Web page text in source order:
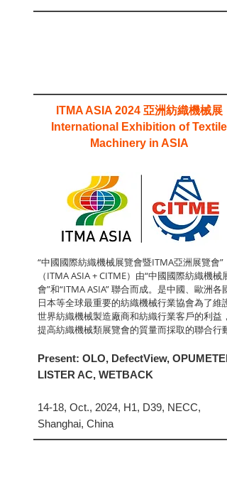
ITMA ASIA 2024 亞洲紡織機械展
International Exhibition of Textile
Machinery in ASIA
“中國國際紡織機械展覽會暨ITMA亞洲展覽會”
（ITMA ASIA + CITME）由“中國國際紡織機械
會”和“ITMA ASIA” 聯合而成。是中國、歐洲各
日本等全球最重要的紡織機械行業協會為了維護
世界紡織機械製造廠商和紡織行業客戶的利益，
提高紡織機械類展覽會的質量而採取的聯合行動
Present: OLO, DefectView,
LISTER AC, WETBACK
14-18, Oct., 2024, H1, D39, NECC,
Shanghai, China